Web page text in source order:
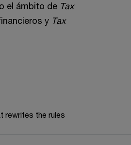
el ámbito de Tax
y Tax
rewrites the rules